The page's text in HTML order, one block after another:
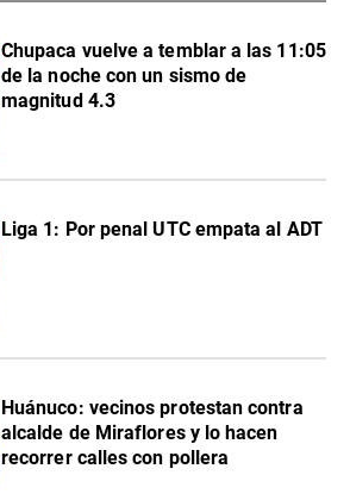
Chupaca vuelve a temblar a las 11:05
de la noche con un sismo de
magnitud 4.3
Liga 1: Por penal UTC empata al ADT
Huánuco: vecinos protestan contra
alcalde de Miraflores y lo hacen
recorrer calles con pollera